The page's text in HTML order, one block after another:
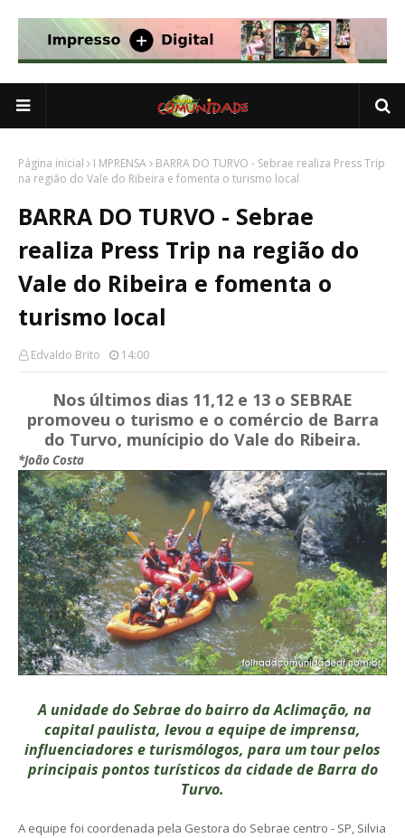
Página inicial I MPRENSA
BARRA DO TURVO - Sebrae realiza Press Trip
na região do Vale do Ribeira e fomenta o turismo local
BARRA DO TURVO - Sebrae
realiza Press Trip na região do
Vale do Ribeira e fomenta o
turismo local
Edvaldo Brito 14:00
Nos últimos dias 11,12 e 13 o SEBRAE
promoveu o turismo e o comércio de Barra
do Turvo, munícipio do Vale do Ribeira.
*João Costa
A unidade do Sebrae do bairro da Aclimação, na
capital paulista, levou a equipe de imprensa,
influenciadores e turismólogos, para um tour pelos
principais pontos turísticos da cidade de Barra do
Turvo.
A equipe foi coordenada pela Gestora do Sebrae centro - SP, Silvia